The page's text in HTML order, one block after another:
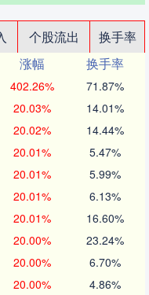
个股流出
换手率
涨幅
换手率
402.26% 71.87%
20.03% 14.01%
20.02% 14.44%
20.01% 5.47%
20.01% 5.99%
20.01% 6.13%
20.01% 16.60%
20.00% 23.24%
20.00% 6.70%
20.00% 4.86%